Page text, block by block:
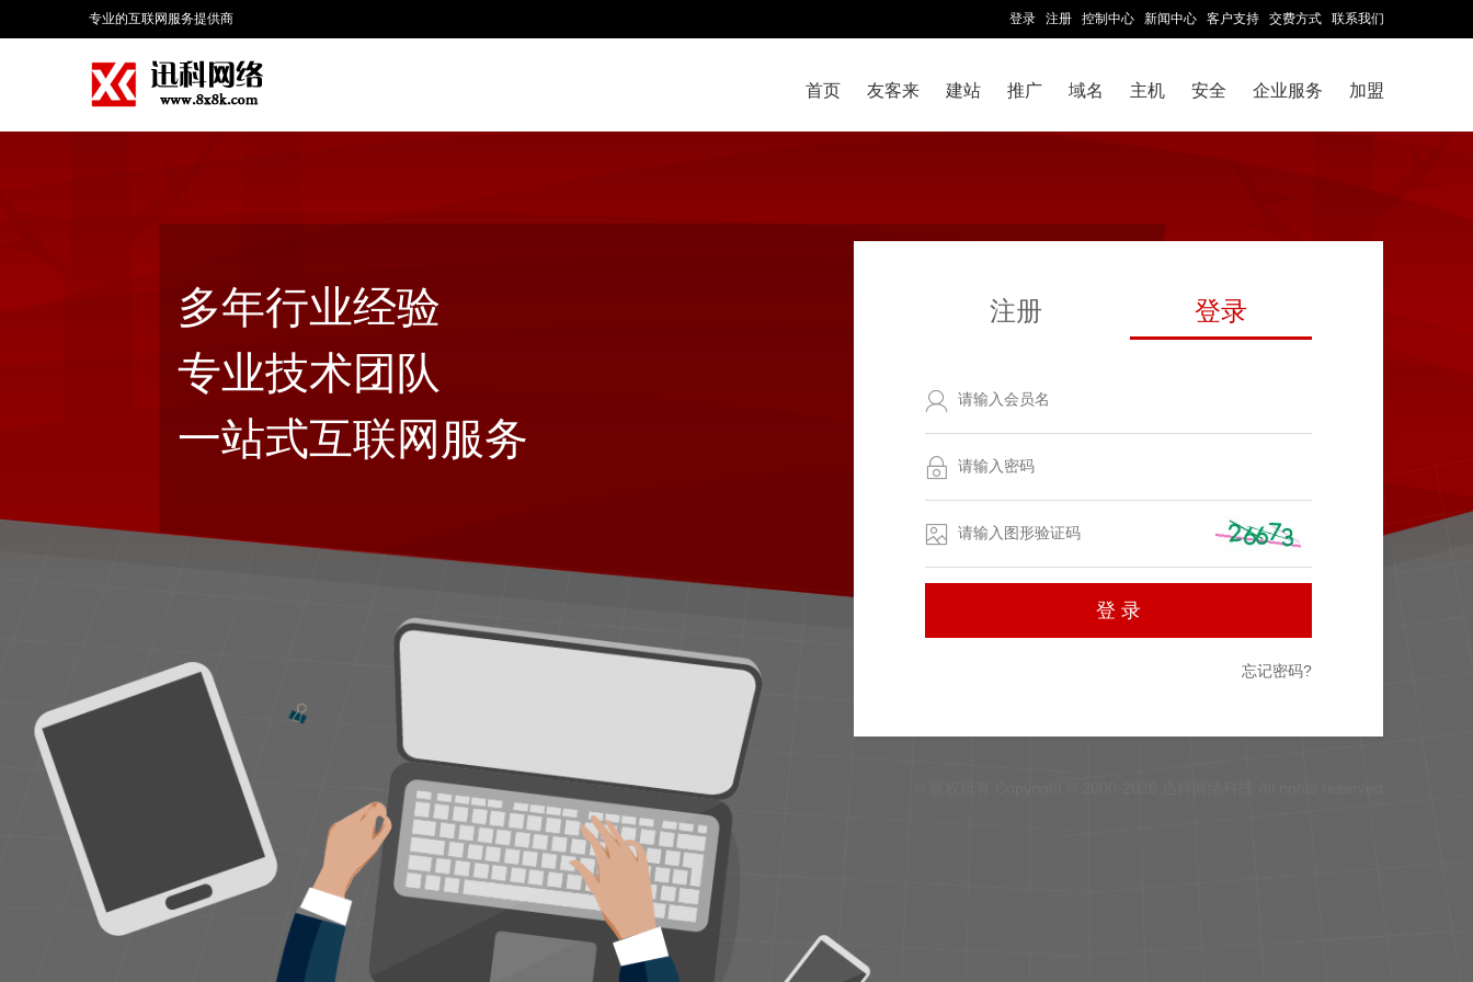
专业的互联网服务提供商 登录 注册 控制中心 新闻中心 客户支持 交费方式 联系我们
首页 友客来 建站 推广 域名 主机 安全 企业服务 加盟
多年行业经验
专业技术团队
一站式互联网服务
注册 登录
忘记密码?